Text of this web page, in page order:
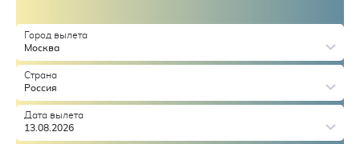
Город вылета
Москва
Страна
Россия
Дата вылета
13.08.2026